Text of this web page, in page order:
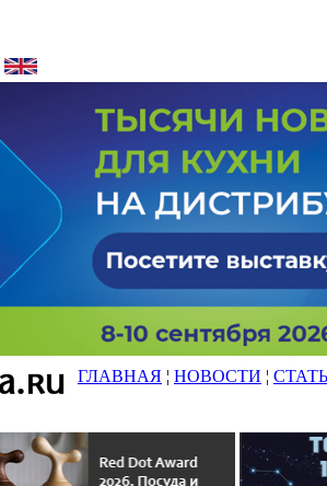
ГЛАВНАЯ ¦ НОВОСТИ ¦